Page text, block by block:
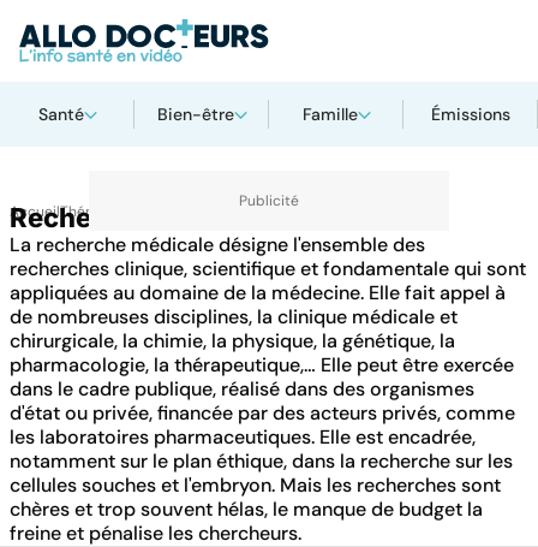
Santé Bien-être Famille Émissions
AccueilThématiques
Recherche
La recherche médicale désigne l'ensemble des
recherches clinique, scientifique et fondamentale qui sont
appliquées au domaine de la médecine. Elle fait appel à
de nombreuses disciplines, la clinique médicale et
chirurgicale, la chimie, la physique, la génétique, la
pharmacologie, la thérapeutique,… Elle peut être exercée
dans le cadre publique, réalisé dans des organismes
d'état ou privée, financée par des acteurs privés, comme
les laboratoires pharmaceutiques. Elle est encadrée,
notamment sur le plan éthique, dans la recherche sur les
cellules souches et l'embryon. Mais les recherches sont
chères et trop souvent hélas, le manque de budget la
freine et pénalise les chercheurs.